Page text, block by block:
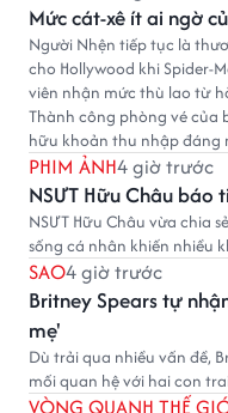
Mức cát-xê ít ai ngờ
Người Nhện tiếp tục là
cho Hollywood khi Spider-
viên nhận mức thù lao từ
Thành công phòng vé của
hữu khoản thu nhập đáng
PHIM ẢNH4 giờ trước
NSƯT Hữu Châu báo
NSƯT Hữu Châu vừa chia
sống cá nhân khiến nhiều
SAO4 giờ trước
Britney Spears tự
mẹ'
Dù trải qua nhiều vấn đề,
mối quan hệ với hai con
VÒNG QUANH THẾ